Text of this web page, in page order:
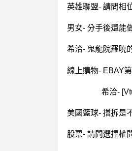
希洽-